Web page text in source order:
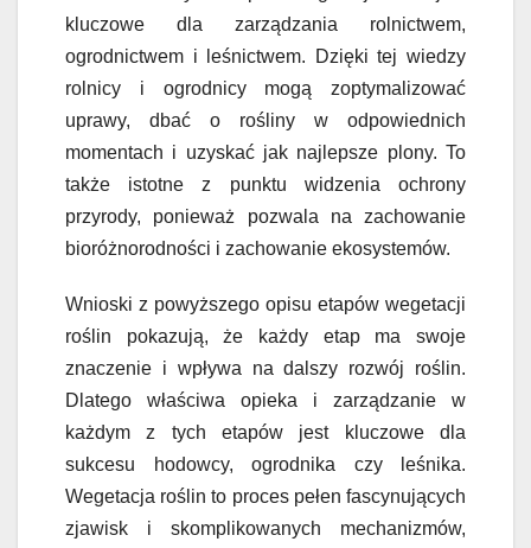
kluczowe dla zarządzania rolnictwem,
ogrodnictwem i leśnictwem. Dzięki tej wiedzy
rolnicy i ogrodnicy mogą zoptymalizować
uprawy, dbać o rośliny w odpowiednich
momentach i uzyskać jak najlepsze plony. To
także istotne z punktu widzenia ochrony
przyrody, ponieważ pozwala na zachowanie
bioróżnorodności i zachowanie ekosystemów.
Wnioski z powyższego opisu etapów wegetacji
roślin pokazują, że każdy etap ma swoje
znaczenie i wpływa na dalszy rozwój roślin.
Dlatego właściwa opieka i zarządzanie w
każdym z tych etapów jest kluczowe dla
sukcesu hodowcy, ogrodnika czy leśnika.
Wegetacja roślin to proces pełen fascynujących
zjawisk i skomplikowanych mechanizmów,